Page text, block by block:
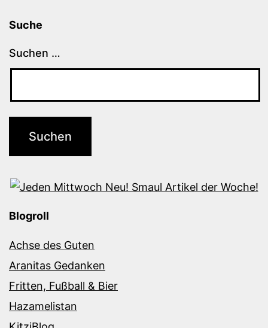
Suche
Suchen …
Blogroll
Achse des Guten
Aranitas Gedanken
Fritten, Fußball & Bier
Hazamelistan